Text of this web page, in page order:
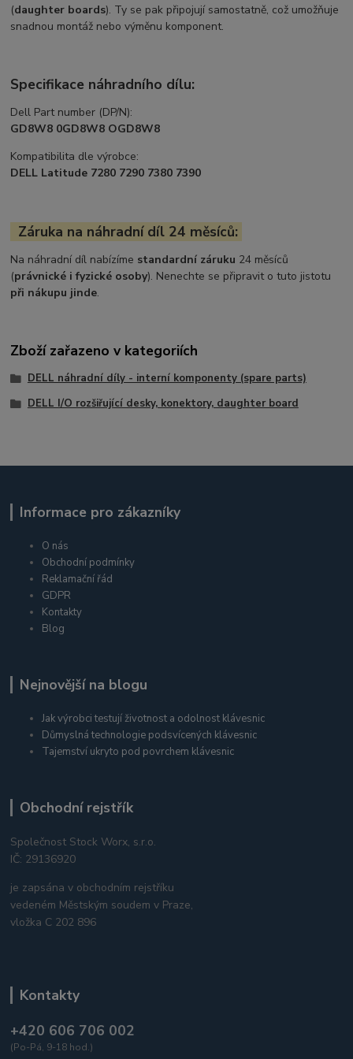
(daughter boards). Ty se pak připojují samostatně, což umožňuje
snadnou montáž nebo výměnu komponent.
Specifikace náhradního dílu:
Dell Part number (DP/N):
GD8W8 0GD8W8 OGD8W8
Kompatibilita dle výrobce:
DELL Latitude 7280 7290 7380 7390
Záruka na náhradní díl 24 měsíců:
Na náhradní díl nabízíme standardní záruku 24 měsíců
(právnické i fyzické osoby). Nenechte se připravit o tuto jistotu
při nákupu jinde.
Zboží zařazeno v kategoriích
DELL náhradní díly - interní komponenty (spare parts)
DELL I/O rozšiřující desky, konektory, daughter board
Informace pro zákazníky
O nás
Obchodní podmínky
Reklamační řád
GDPR
Kontakty
Blog
Nejnovější na blogu
Jak výrobci testují životnost a odolnost klávesnic
Důmyslná technologie podsvícených klávesnic
Tajemství ukryto pod povrchem klávesnic
Obchodní rejstřík
Společnost Stock Worx, s.r.o.
IČ: 29136920
je zapsána v obchodním rejstříku
vedeném Městským soudem v Praze,
vložka C 202 896
Kontakty
+420 606 706 002
(Po-Pá, 9-18 hod.)